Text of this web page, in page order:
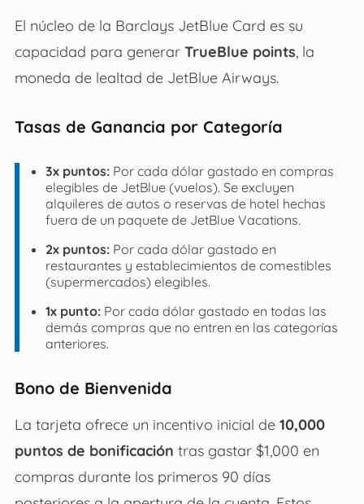
El núcleo de la Barclays JetBlue Card es su
capacidad para generar TrueBlue points , la
moneda de lealtad de JetBlue Airways.
Tasas de Ganancia por Categoría
3x puntos:Por cada dólar gastado en compras
elegibles de JetBlue (vuelos). Se excluyen
alquileres de autos o reservas de hotel hechas
fuera de un paquete de JetBlue Vacations.
2x puntos:Por cada dólar gastado en
restaurantes y establecimientos de comestibles
(supermercados) elegibles.
1x punto:Por cada dólar gastado en todas las
demás compras que no entren en las categorías
anteriores.
Bono de Bienvenida
La tarjeta ofrece un incentivo inicial de 10,000
puntos de bonificación tras gastar $1,000 en
compras durante los primeros 90 días